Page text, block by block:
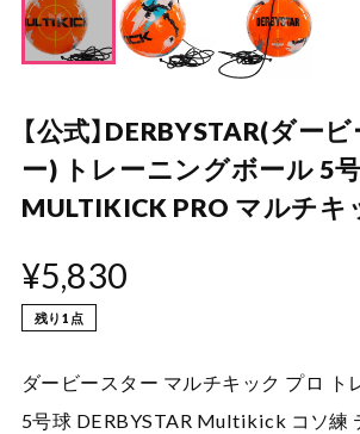
【公式】DERBYSTAR(ダー
ー) トレーニングボール 5
MULTIKICK PRO マルチキ
¥5,830
残り1点
ダービースター マルチキック プロ ト
5号球 DERBYSTAR Multikick コソ練